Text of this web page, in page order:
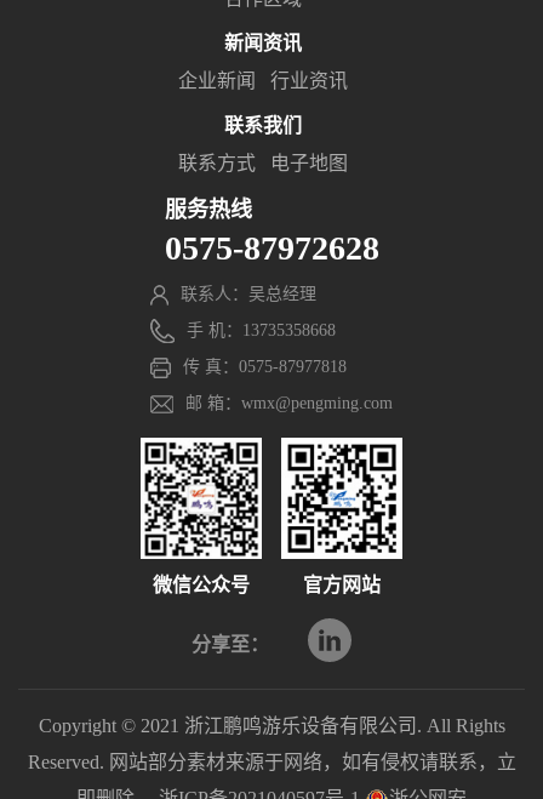
新闻资讯
企业新闻
行业资讯
联系我们
联系方式
电子地图
服务热线
0575-87972628
联系人：吴总经理
手 机：13735358668
传 真：0575-87977818
邮 箱：wmx@pengming.com
微信公众号 官方网站
分享至：
Copyright © 2021 浙江鹏鸣游乐设备有限公司. All Rights
Reserved. 网站部分素材来源于网络，如有侵权请联系，立